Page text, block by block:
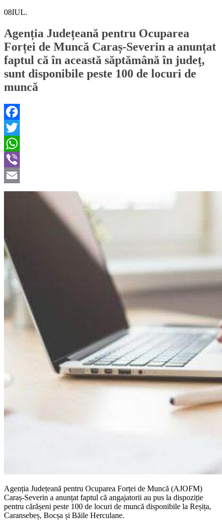
08IUL.
Agenția Județeană pentru Ocuparea
Forței de Muncă Caraș-Severin a anunțat
faptul că în această săptămână în județ,
sunt disponibile peste 100 de locuri de
muncă
Facebook
Twitter
WhatsApp
Viber
Email
Agenția Județeană pentru Ocuparea Forței de Muncă (AJOFM)
Caraș-Severin a anunțat faptul că angajatorii au pus la dispoziție
pentru cărășeni peste 100 de locuri de muncă disponibile la Reșița,
Caransebeș, Bocșa și Băile Herculane.